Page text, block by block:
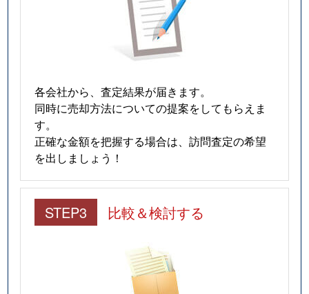
各会社から、査定結果が届きます。
同時に売却方法についての提案をしてもらえま
す。
正確な金額を把握する場合は、訪問査定の希望
を出しましょう！
STEP3 比較＆検討する